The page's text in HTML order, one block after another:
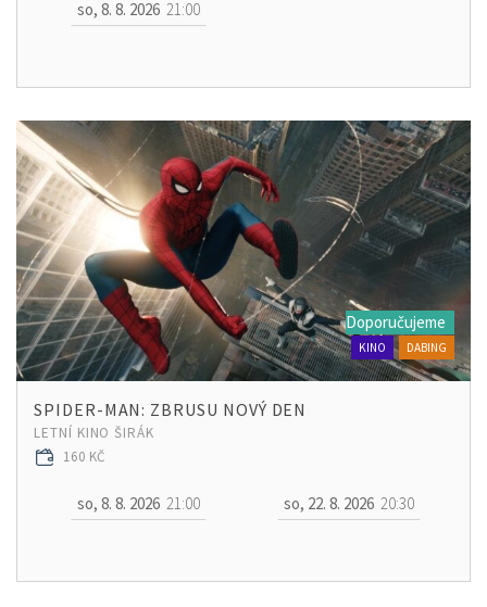
so, 8. 8. 2026 21:00
Doporučujeme
KINO DABING
SPIDER-MAN: ZBRUSU NOVÝ DEN
LETNÍ KINO ŠIRÁK
160 KČ
so, 8. 8. 2026 21:00 so, 22. 8. 2026 20:30